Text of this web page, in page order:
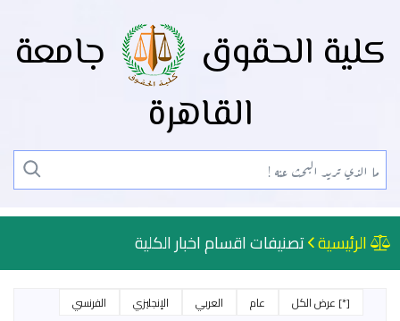
كلية الحقوق
جامعة
القاهرة
الرئيسية تصنيفات اقسام اخبار الكلية
[*] عرض الكل عام العربي الإنجليزي
الفرنسي